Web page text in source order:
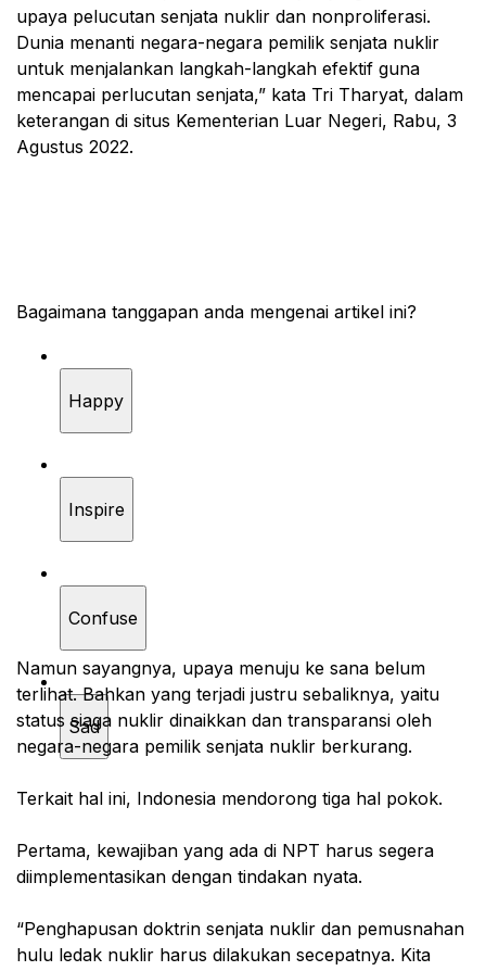
upaya pelucutan senjata nuklir dan nonproliferasi.
Dunia menanti negara-negara pemilik senjata nuklir
untuk menjalankan langkah-langkah efektif guna
mencapai perlucutan senjata,” kata Tri Tharyat, dalam
keterangan di situs Kementerian Luar Negeri, Rabu, 3
Agustus 2022.
Bagaimana tanggapan anda mengenai artikel ini?
Happy
Inspire
Confuse
Sad
Namun sayangnya, upaya menuju ke sana belum
terlihat. Bahkan yang terjadi justru sebaliknya, yaitu
status siaga nuklir dinaikkan dan transparansi oleh
negara-negara pemilik senjata nuklir berkurang.
Terkait hal ini, Indonesia mendorong tiga hal pokok.
Pertama, kewajiban yang ada di NPT harus segera
diimplementasikan dengan tindakan nyata.
“Penghapusan doktrin senjata nuklir dan pemusnahan
hulu ledak nuklir harus dilakukan secepatnya. Kita